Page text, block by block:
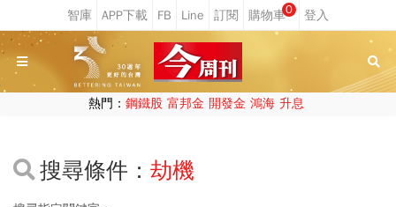
0
熱門： 鋼鐵股 富邦金 開發金 鴻海 升息
搜尋條件： 劫機